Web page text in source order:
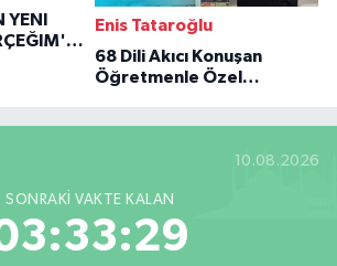
Enis Tataroğlu
68 Dili Akıcı Konuşan
Öğretmenle Özel
10.08.2026
SONRAKI VAKTE KALAN